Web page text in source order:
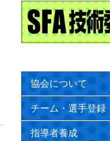
協会について
チーム・選手登録
指導者養成